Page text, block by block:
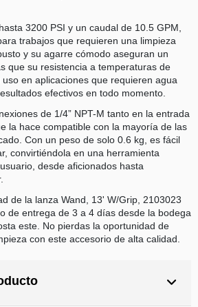
3200 PSI y un caudal de 10.5 GPM,
trabajos que requieren una limpieza
y su agarre cómodo aseguran un
que su resistencia a temperaturas de
en aplicaciones que requieren agua
efectivos en todo momento.
de 1/4” NPT-M tanto en la entrada
la hace compatible con la mayoría de las
Con un peso de solo 0.6 kg, es fácil
convirtiéndola en una herramienta
desde aficionados hasta
de la lanza Wand, 13' W/Grip, 2103023
de entrega de 3 a 4 días desde la bodega
este. No pierdas la oportunidad de
con este accesorio de alta calidad.